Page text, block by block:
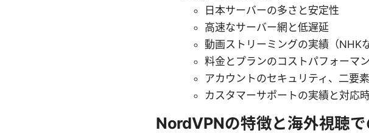
日本サーバーの多さと安定性
高速なサーバー網と低遅延
動画ストリーミングの実績（NHK
料金とプランのコストパフォーマ
アカウントのセキュリティ、二要
カスタマーサポートの実績と対応
NordVPNの特徴と海外視聴で